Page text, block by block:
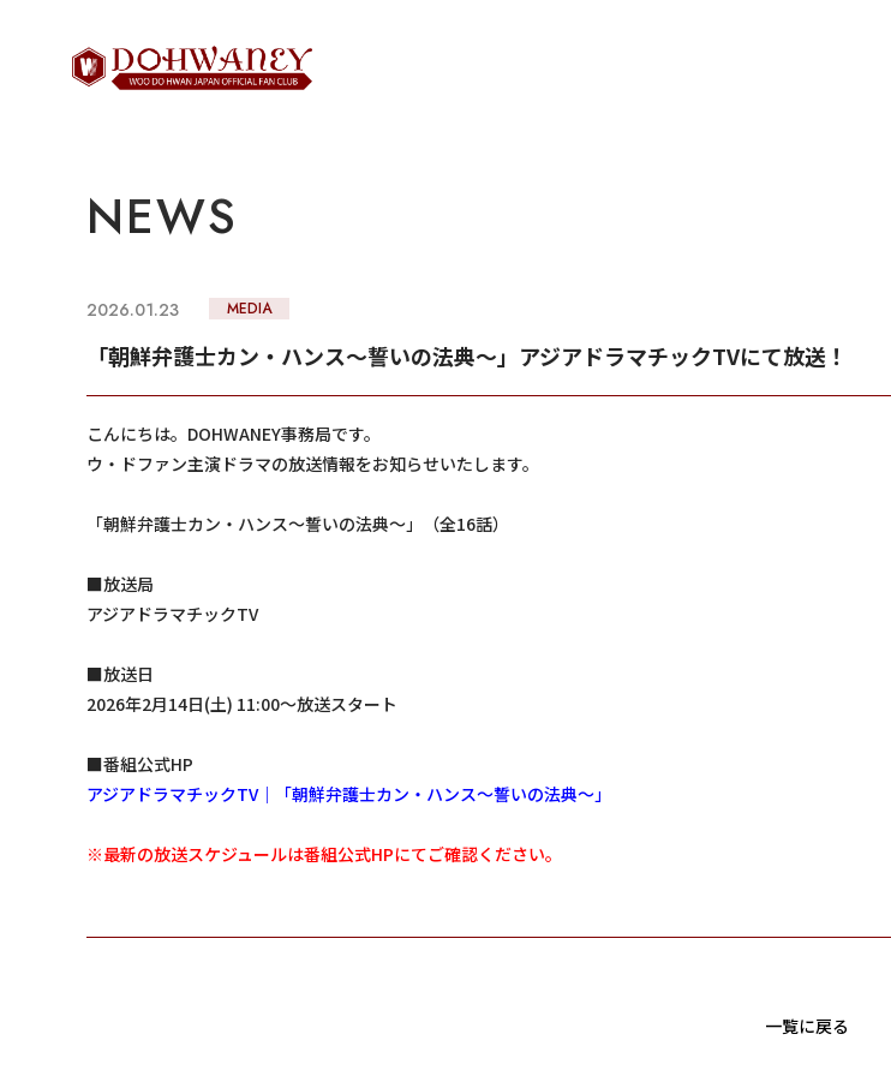
NEWS
2026.01.23 MEDIA
「朝鮮弁護士カン・ハンス～誓いの法典～」アジアドラマチックTVにて放送！
こんにちは。DOHWANEY事務局です。
ウ・ドファン主演ドラマの放送情報をお知らせいたします。
「朝鮮弁護士カン・ハンス～誓いの法典～」（全16話）
■放送局
アジアドラマチックTV
■放送日
2026年2月14日(土) 11:00～放送スタート
■番組公式HP
アジアドラマチックTV｜「朝鮮弁護士カン・ハンス～誓いの法典～」
※最新の放送スケジュールは番組公式HPにてご確認ください。
一覧に戻る